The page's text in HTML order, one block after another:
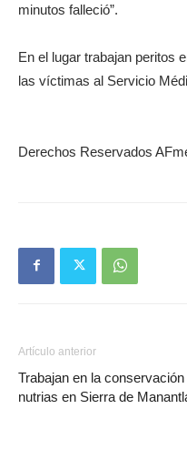
minutos falleció”.
En el lugar trabajan peritos
las víctimas al Servicio
Derechos Reservados
Artículo anterior
Trabajan en la conservación
nutrias en Sierra de